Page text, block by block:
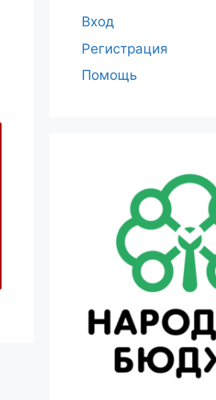
Вход
Регистрация
Помощь